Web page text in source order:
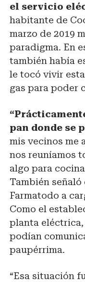
el servicio
habitante de
marzo de 2019
paradigma. En
también había
le tocó vivir
gas para poder
pan donde se
mis vecinos me
nos reuníamos
algo para
También
Farmatodo a
Como el
planta eléctrica,
podían
paupérrima.
“Esa situación